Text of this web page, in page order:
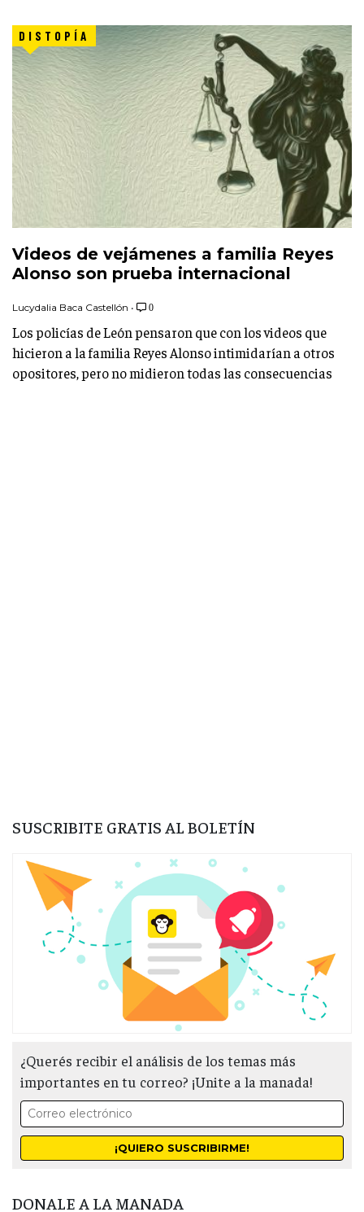
DISTOPÍA
Videos de vejámenes a familia Reyes
Alonso son prueba internacional
Lucydalia Baca Castellón • 0
Los policías de León pensaron que con los videos que
hicieron a la familia Reyes Alonso intimidarían a otros
opositores, pero no midieron todas las consecuencias
SUSCRIBITE GRATIS AL BOLETÍN
¿Querés recibir el análisis de los temas más
importantes en tu correo? ¡Unite a la manada!
DONALE A LA MANADA